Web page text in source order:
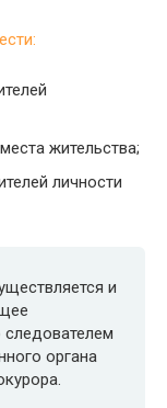
жительства;
личности
и
органа